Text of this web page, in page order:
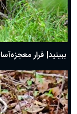
ببینید| فرار